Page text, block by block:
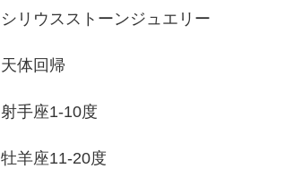
シリウスストーンジュエリー
天体回帰
射手座1-10度
牡羊座11-20度